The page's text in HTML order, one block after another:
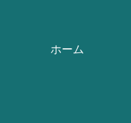
ホーム